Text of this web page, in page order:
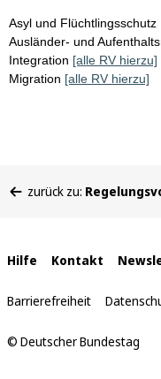
Asyl und Flüchtlingsschutz
Ausländer- und
Integration [alle RV hierzu]
Migration [alle RV hierzu]
befinden
zurück zu:
Interne
Links
Hilfe Kontakt
Barrierefreiheit
© Deutscher Bundestag